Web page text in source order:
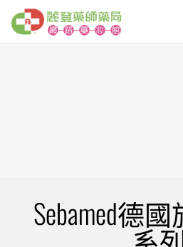
Sebamed德